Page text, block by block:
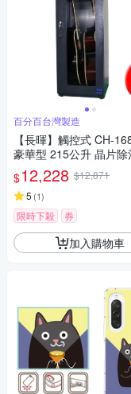
百分百台灣製造
【長暉】觸控式 CH-
豪華型 215公升 晶片除
潮箱 防潮櫃
$12,228 $12,871
5 (1)
限時下殺 券
加入購物車